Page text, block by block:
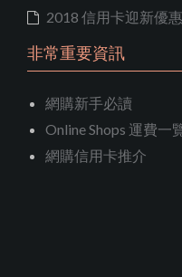
2018 信用卡迎新優
非常重要資訊
網購新手必讀
Online Shops 運費一
網購信用卡推介